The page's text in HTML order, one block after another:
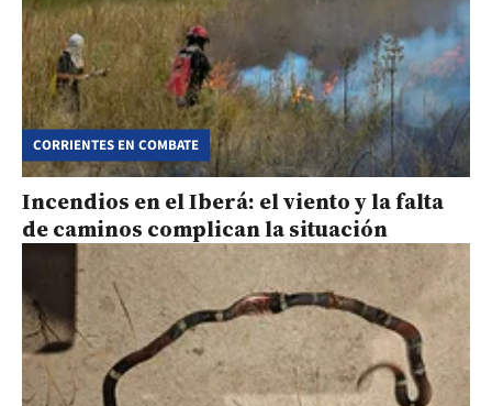
CORRIENTES EN COMBATE
Incendios en el Iberá: el viento y la falta
de caminos complican la situación